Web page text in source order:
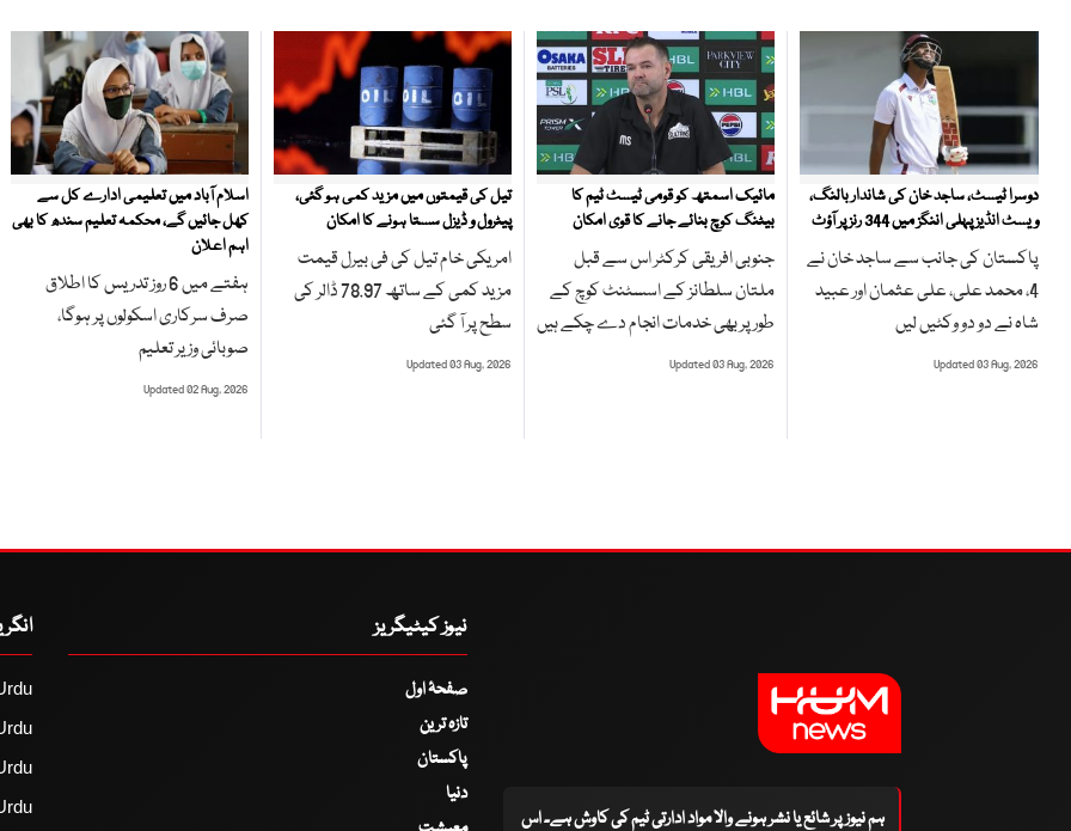
دوسرا ٹیسٹ، ساجد خان کی شاندار بالنگ،
ویسٹ انڈیز پہلی اننگز میں 344 رنز پر آؤٹ
پاکستان کی جانب سے ساجد خان نے
4، محمد علی، علی عثمان اور عبید
شاہ نے دو دو وکٹیں لیں
Updated 03 Aug, 2026
مائیک اسمتھ کو قومی ٹیسٹ ٹیم کا
بیٹنگ کوچ بنائے جانے کا قوی امکان
جنوبی افریقی کرکٹر اس سے قبل
ملتان سلطانز کے اسسٹنٹ کوچ کے
طور پر بھی خدمات انجام دے چکے ہیں
Updated 03 Aug, 2026
تیل کی قیمتوں میں مزید کمی ہو گئی،
پیٹرول و ڈیزل سستا ہونے کا امکان
امریکی خام تیل کی فی بیرل قیمت
مزید کمی کے ساتھ 78.97 ڈالر کی
سطح پر آ گئی
Updated 03 Aug, 2026
اسلام آباد میں تعلیمی ادارے کل سے
کھل جائیں گے، محکمہ تعلیم سندھ کا بھی
اہم اعلان
ہفتے میں 6 روز تدریس کا اطلاق
صرف سرکاری اسکولوں پر ہوگا،
صوبائی وزیر تعلیم
Updated 02 Aug, 2026
ہم نیوز پر شائع یا نشر ہونے والا مواد ادارتی ٹیم کی کاوش ہے۔ اس
نیوز کیٹیگریز
صفحۂ اول
تازہ ترین
پاکستان
دنیا